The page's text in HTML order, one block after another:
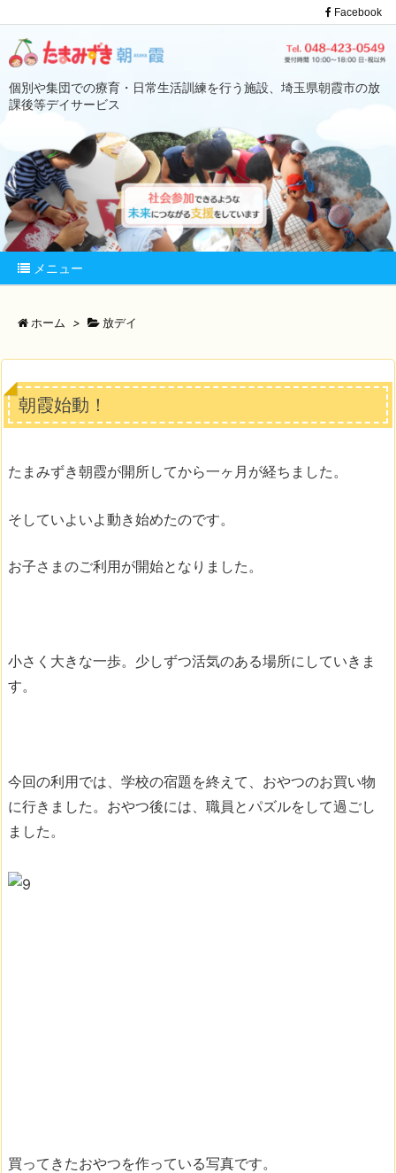
個別や集団での療育・日常生活訓練を行う施設、埼玉県朝霞市の放
課後等デイサービス
メニュー
Facebook
ホーム > 放デイ
朝霞始動！
たまみずき朝霞が開所してから一ヶ月が経ちました。
そしていよいよ動き始めたのです。
お子さまのご利用が開始となりました。
小さく大きな一歩。少しずつ活気のある場所にしていきま
す。
今回の利用では、学校の宿題を終えて、おやつのお買い物
に行きました。おやつ後には、職員とパズルをして過ごし
ました。
買ってきたおやつを作っている写真です。